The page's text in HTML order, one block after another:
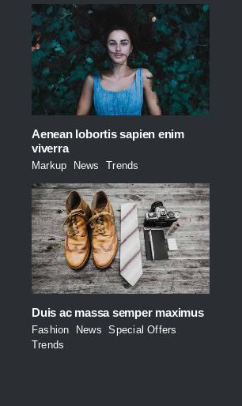
Aenean lobortis sapien enim
viverra
Markup News ,Trends
Duis ac massa semper maximus
Fashion News ,Special Offers
Trends